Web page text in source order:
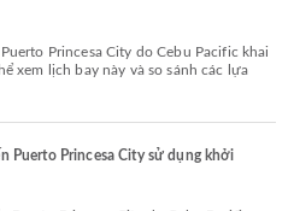
xem lịch bay này và so sánh các lựa
Puerto Princesa City sử dụng khởi